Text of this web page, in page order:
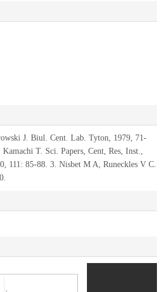
J. Biul. Cent. Lab. Tyton, 1979, 71-
T. Sci. Papers, Cent, Res, Inst.,
111: 85-88. 3. Nisbet M A, Runeckles V C.